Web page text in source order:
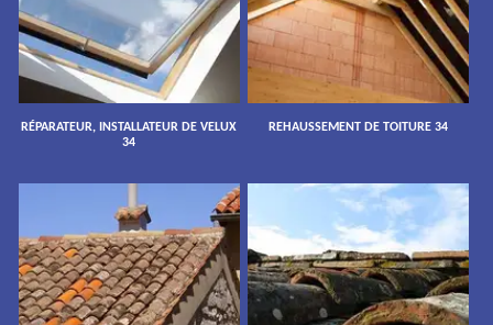
RÉPARATEUR, INSTALLATEUR DE VELUX
34
REHAUSSEMENT DE TOITURE 34